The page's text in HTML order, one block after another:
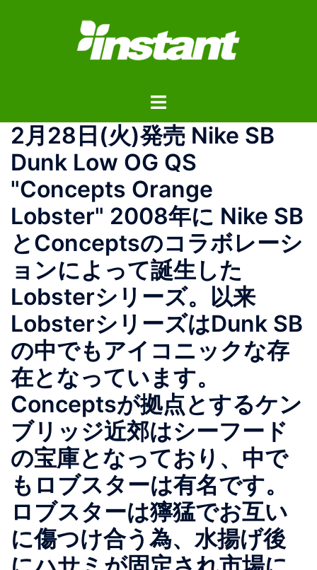
ス
ト
ル
メ
ニ
ュ
ー
2月28日(火)発売 Nike SB
Dunk Low OG QS
"Concepts Orange
Lobster" 2008年に Nike SB
とConceptsのコラボレーシ
ョンによって誕生した
Lobsterシリーズ。以来
LobsterシリーズはDunk SB
の中でもアイコニックな存
在となっています。
Conceptsが拠点とするケン
ブリッジ近郊はシーフード
の宝庫となっており、中で
もロブスターは有名です。
ロブスターは獰猛でお互い
に傷つけ合う為、水揚げ後